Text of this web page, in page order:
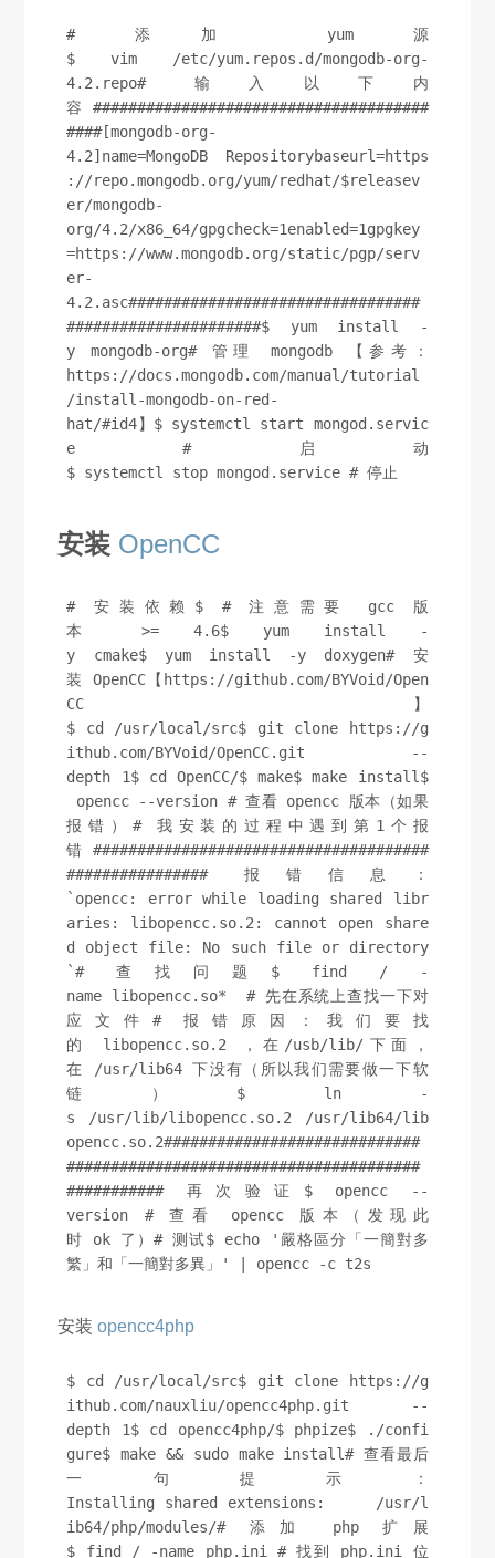
# 添加 yum 源
$ vim /etc/yum.repos.d/mongodb-org-
4.2.repo# 输入以下内
容 ######################################
####[mongodb-org-
4.2]name=MongoDB Repositorybaseurl=https
://repo.mongodb.org/yum/redhat/$releasev
er/mongodb-
org/4.2/x86_64/gpgcheck=1enabled=1gpgkey
=https://www.mongodb.org/static/pgp/serv
er-
4.2.asc#################################
######################$ yum install -
y mongodb-org# 管理 mongodb 【参考：
https://docs.mongodb.com/manual/tutorial
/install-mongodb-on-red-
hat/#id4】$ systemctl start mongod.servic
e # 启动
$ systemctl stop mongod.service # 停止
安装 OpenCC
# 安装依赖$ # 注意需要 gcc 版
本 >= 4.6$ yum install -
y cmake$ yum install -y doxygen# 安
装 OpenCC【https://github.com/BYVoid/Open
CC】
$ cd /usr/local/src$ git clone https://g
ithub.com/BYVoid/OpenCC.git --
depth 1$ cd OpenCC/$ make$ make install$
opencc --version # 查看 opencc 版本（如果
报错）# 我安装的过程中遇到第1个报
错 ######################################
################ 报错信息：
`opencc: error while loading shared libr
aries: libopencc.so.2: cannot open share
d object file: No such file or directory
`# 查找问题$ find / -
name libopencc.so*  # 先在系统上查找一下对
应文件# 报错原因：我们要找
的 libopencc.so.2 ，在/usb/lib/下面，
在 /usr/lib64 下没有（所以我们需要做一下软
链）$ ln -
s /usr/lib/libopencc.so.2 /usr/lib64/lib
opencc.so.2#############################
########################################
########### 再次验证$ opencc --
version # 查看 opencc 版本（发现此
时 ok 了）# 测试$ echo '嚴格區分「一簡對多
繁」和「一簡對多異」' | opencc -c t2s
安装opencc4php
$ cd /usr/local/src$ git clone https://g
ithub.com/nauxliu/opencc4php.git --
depth 1$ cd opencc4php/$ phpize$ ./confi
gure$ make && sudo make install# 查看最后
一句提示：
Installing shared extensions:     /usr/l
ib64/php/modules/# 添加 php 扩展
$ find / -name php.ini # 找到 php.ini 位